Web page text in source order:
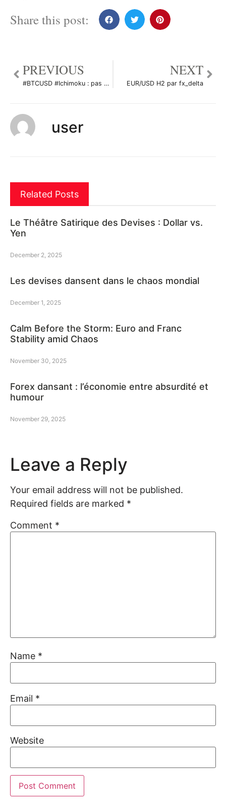
Share this post:
PREVIOUS
#BTCUSD #Ichimoku : pas de panique si on revoit 53000 USD. par IchimokuKhalid
NEXT
EUR/USD H2 par fx_delta
user
Related Posts
Le Théâtre Satirique des Devises : Dollar vs.
Yen
December 2, 2025
Les devises dansent dans le chaos mondial
December 1, 2025
Calm Before the Storm: Euro and Franc
Stability amid Chaos
November 30, 2025
Forex dansant : l’économie entre absurdité et
humour
November 29, 2025
Leave a Reply
Your email address will not be published.
Required fields are marked *
Comment *
Name *
Email *
Website